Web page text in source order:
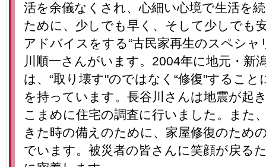
活を余儀なくされ、心細い心境で生活を
ために、少しでも早く、そして少しでも
アドバイスをする“古民家再生のスペシ
川順一さんがいます。2004年に地元・新
は、“取り壊す"のではなく“修復"するこ
を持っています。長谷川さんは地震が起
こまめに住宅の調査に行いました。また
きた時の備えのために、家屋修復のため
でいます。被災者の皆さんに笑顔が戻る